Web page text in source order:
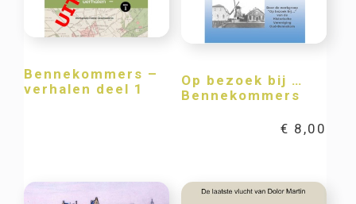
Bennekommers –
verhalen deel 1
Op bezoek bij …
Bennekommers
€ 8,00